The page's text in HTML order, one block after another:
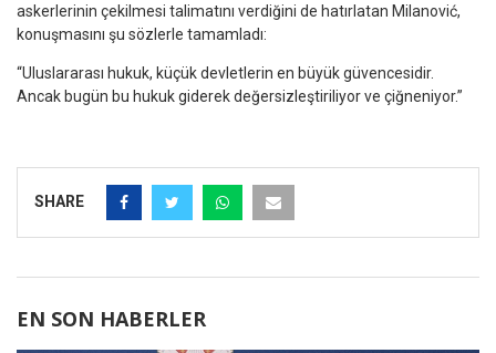
askerlerinin çekilmesi talimatını verdiğini de hatırlatan Milanović,
konuşmasını şu sözlerle tamamladı:
“Uluslararası hukuk, küçük devletlerin en büyük güvencesidir.
Ancak bugün bu hukuk giderek değersizleştiriliyor ve çiğneniyor.”
SHARE
EN SON HABERLER